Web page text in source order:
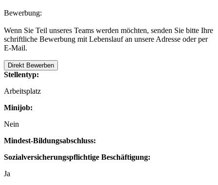
Bewerbung:
Wenn Sie Teil unseres Teams werden möchten, senden Sie bitte Ihre
schriftliche Bewerbung mit Lebenslauf an unsere Adresse oder per
E-Mail.
Direkt Bewerben
Stellentyp:
Arbeitsplatz
Minijob:
Nein
Mindest-Bildungsabschluss:
Sozialversicherungspflichtige Beschäftigung:
Ja